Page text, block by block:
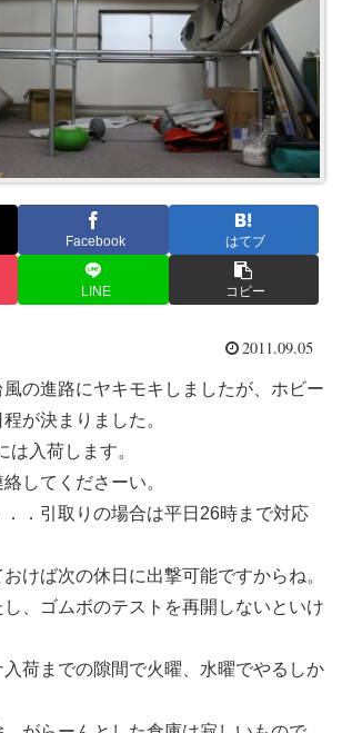
Facebook はてブ
LINE コピー
2011.09.05
の進路にヤキモキしましたが、ホビー
が決まりました。
は入荷します。
してくださーい。
．引取りの場合は平日26時まで対応
けば次の休日に出撃可能ですからね。
、ゴムボのテストを再開しないといけ
荷までの隙間で火曜、水曜でやるしか